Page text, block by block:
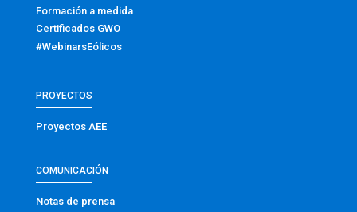
Formación a medida
Certificados GWO
#WebinarsEólicos
PROYECTOS
Proyectos AEE
COMUNICACIÓN
Notas de prensa